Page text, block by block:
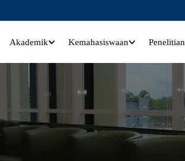
Akademik Kemahasiswaan Penelitian